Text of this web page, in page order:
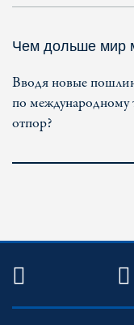
Чем дольше мир
Вводя новые
по международному
отпор?
TWITTER